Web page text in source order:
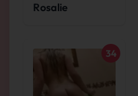
Rosalie
34